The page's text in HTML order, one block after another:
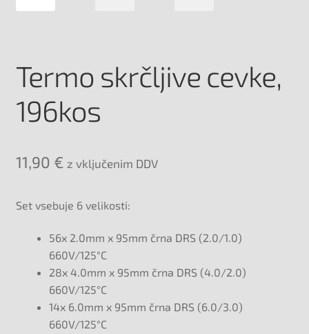
Termo skrčljive cevke,
196kos
11,90 € z vključenim DDV
Set vsebuje 6 velikosti:
56x 2.0mm x 95mm črna DRS (2.0/1.0)
660V/125°C
28x 4.0mm x 95mm črna DRS (4.0/2.0)
660V/125°C
14x 6.0mm x 95mm črna DRS (6.0/3.0)
660V/125°C